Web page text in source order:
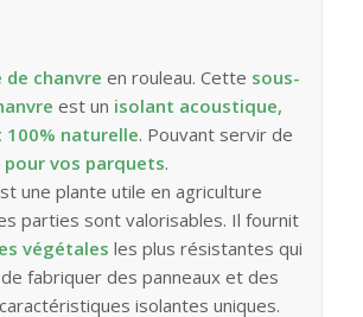
de chanvre en rouleau. Cette sous-
est un isolant acoustique,
100% naturelle. Pouvant servir de
pour vos parquets.
une plante utile en agriculture
parties sont valorisables. Il fournit
végétales les plus résistantes qui
fabriquer des panneaux et des
isolantes uniques.